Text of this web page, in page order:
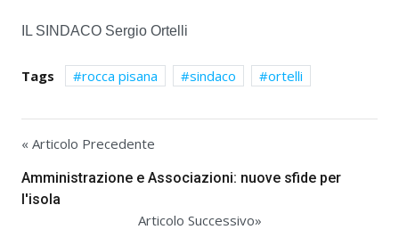
IL SINDACO Sergio Ortelli
Tags rocca pisana sindaco ortelli
« Articolo Precedente
Amministrazione e Associazioni: nuove sfide per
l'isola
Articolo Successivo»